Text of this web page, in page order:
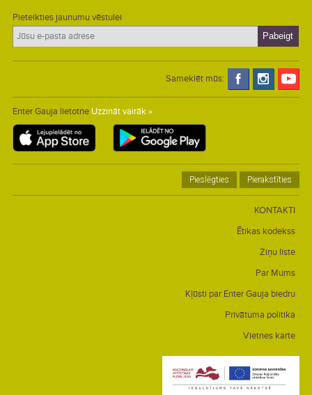
Pieteikties jaunumu vēstulei
Sameklēt mūs:
Enter Gauja lietotne Uzzināt vairāk »
Pieslēgties Pierakstīties
KONTAKTI
Ētikas kodekss
Ziņu liste
Par Mums
Kļūsti par Enter Gauja biedru
Privātuma politika
Vietnes karte